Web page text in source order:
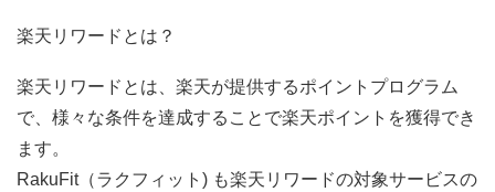
楽天リワードとは？
楽天リワードとは、楽天が提供するポイントプログラム
で、様々な条件を達成することで楽天ポイントを獲得でき
ます。
RakuFit（ラクフィット) も楽天リワードの対象サービスの